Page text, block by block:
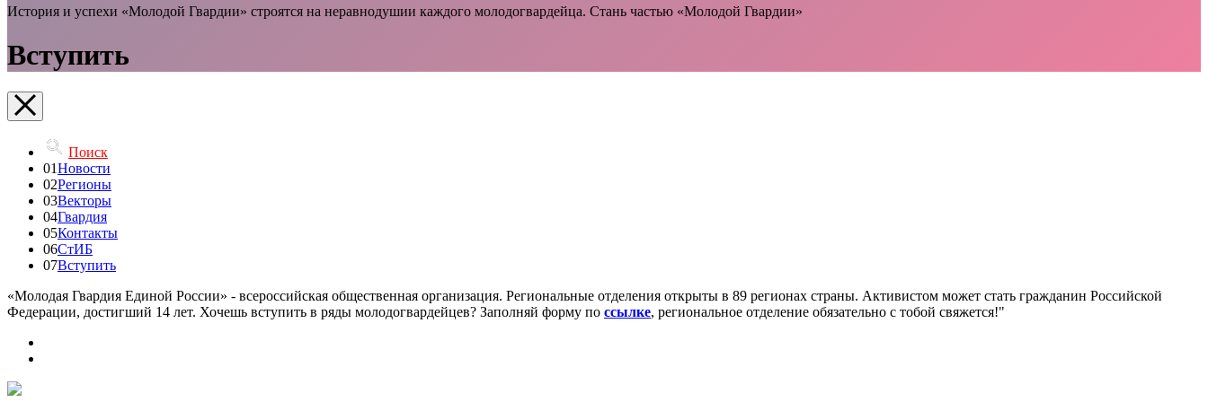
История и успехи «Молодой Гвардии» строятся на неравнодушии каждого молодогвардейца. Стань частью «Молодой Гвардии»
Вступить
Поиск
01Новости
02Регионы
03Векторы
04Гвардия
05Контакты
06СтИБ
07Вступить
«Молодая Гвардия Единой России» - всероссийская общественная организация. Региональные отделения открыты в 89 регионах страны. Активистом может стать гражданин Российской
Федерации, достигший 14 лет. Хочешь вступить в ряды молодогвардейцев? Заполняй форму по ссылке, региональное отделение обязательно с тобой свяжется!"